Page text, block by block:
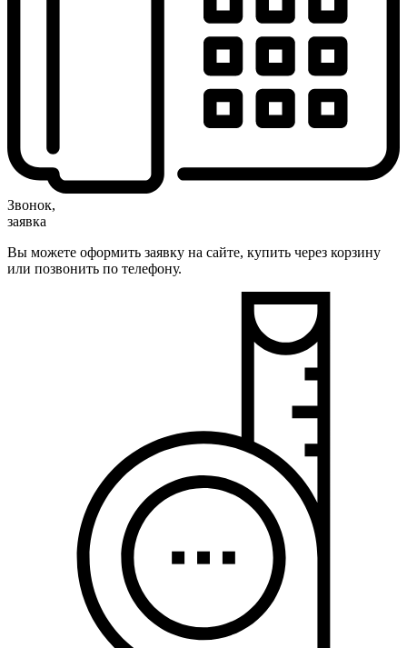
Звонок,
заявка
Вы можете оформить заявку на сайте, купить через корзину
или позвонить по телефону.